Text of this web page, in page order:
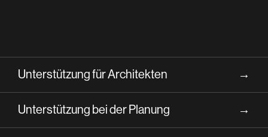
Unterstützung für Architekten →
Unterstützung bei der Planung →